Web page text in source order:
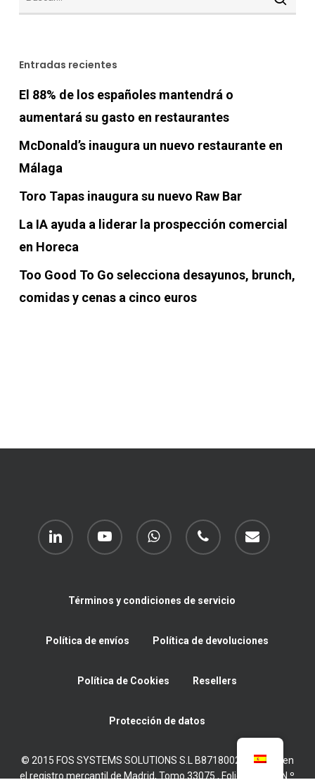
Entradas recientes
El 88% de los españoles mantendrá o
aumentará su gasto en restaurantes
McDonald’s inaugura un nuevo restaurante en
Málaga
Toro Tapas inaugura su nuevo Raw Bar
La IA ayuda a liderar la prospección comercial
en Horeca
Too Good To Go selecciona desayunos, brunch,
comidas y cenas a cinco euros
linkedin youtube whatsapp phone email
Términos y condiciones de servicio
Política de envíos Política de devoluciones
Política de Cookies Resellers
Protección de datos
© 2015 FOS SYSTEMS SOLUTIONS S.L B87180022 Inscrita en
el registro mercantil de Madrid, Tomo 33075 , Folio 11, Hoja N.º